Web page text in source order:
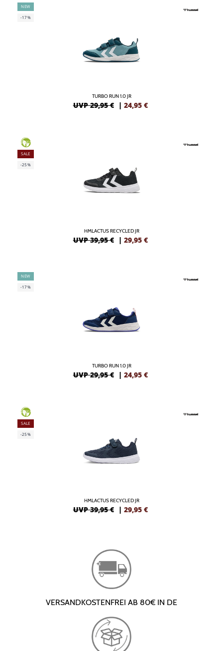
NEW
-17%
TURBO RUN 1.0 JR
UVP 29,95 € | 24,95 €
GREEN
SALE
-25%
HMLACTUS RECYCLED JR
UVP 39,95 € | 29,95 €
NEW
-17%
TURBO RUN 1.0 JR
UVP 29,95 € | 24,95 €
GREEN
SALE
-25%
HMLACTUS RECYCLED JR
UVP 39,95 € | 29,95 €
VERSANDKOSTENFREI AB 80€ IN DE